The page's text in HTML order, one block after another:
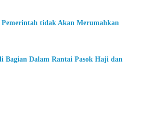
tidak Akan Merumahkan
Bagian Dalam Rantai Pasok Haji dan